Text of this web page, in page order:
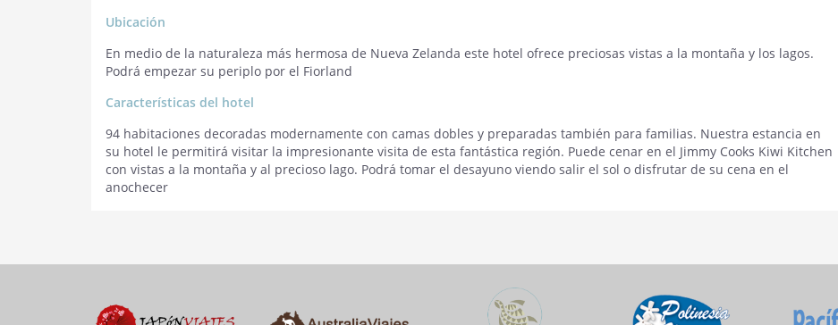
Ubicación
En medio de la naturaleza más hermosa de Nueva Zelanda este hotel ofrece preciosas vistas a la montaña y los lagos.
Podrá empezar su periplo por el Fiorland
Características del hotel
94 habitaciones decoradas modernamente con camas dobles y preparadas también para familias. Nuestra estancia en
su hotel le permitirá visitar la impresionante visita de esta fantástica región. Puede cenar en el Jimmy Cooks Kiwi Kitchen
con vistas a la montaña y al precioso lago. Podrá tomar el desayuno viendo salir el sol o disfrutar de su cena en el
anochecer